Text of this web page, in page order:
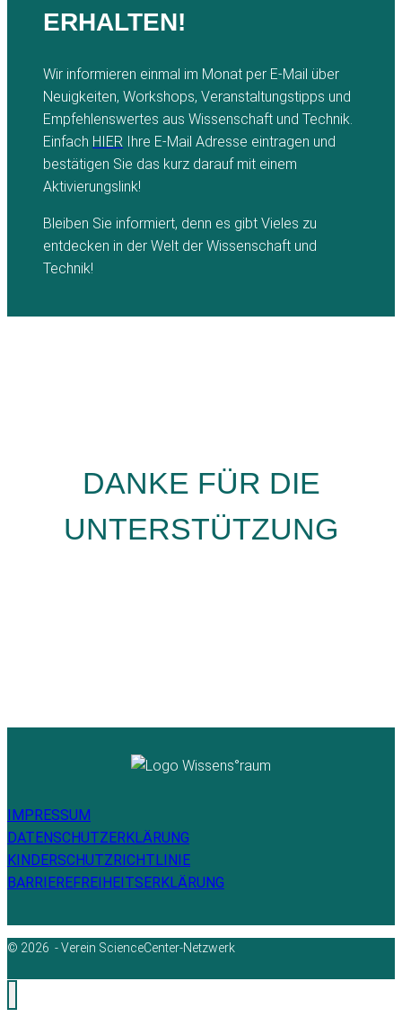
ERHALTEN!
Wir informieren einmal im Monat per E-Mail über
Neuigkeiten, Workshops, Veranstaltungstipps und
Empfehlenswertes aus Wissenschaft und Technik.
Einfach HIER Ihre E-Mail Adresse eintragen und
bestätigen Sie das kurz darauf mit einem
Aktivierungslink!
Bleiben Sie informiert, denn es gibt Vieles zu
entdecken in der Welt der Wissenschaft und
Technik!
DANKE FÜR DIE
UNTERSTÜTZUNG
IMPRESSUM
DATENSCHUTZERKLÄRUNG
KINDERSCHUTZRICHTLINIE
BARRIEREFREIHEITSERKLÄRUNG
© 2026 - Verein ScienceCenter-Netzwerk